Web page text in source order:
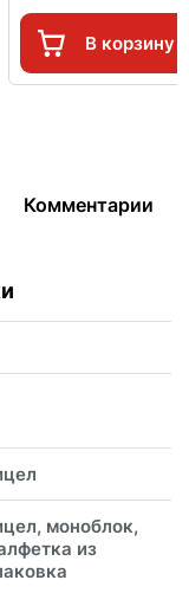
В корзину
Комментарии
моноблок,
из